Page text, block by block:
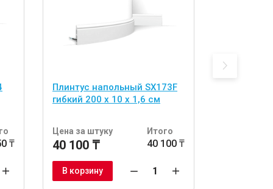
₸
Плинтус напольный SX173F
гибкий 200 x 10 x 1,6 см
Цена за штуку
40 100 ₸
Итого
40 100 ₸
В корзину